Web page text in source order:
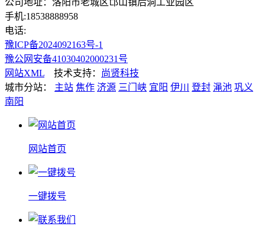
手机:18538888958
电话:
豫ICP备2024092163号-1
豫公网安备41030402000231号
网站XML 技术支持：
尚贤科技
城市分站：
主站 焦作 济源 三门峡 宜阳 伊川 登封 渑池 巩义
南阳
网站首页
一键拨号